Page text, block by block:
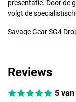
presentatie. Door de
volgt de
Savage Gear SG4
- Gewicht: 123g
Savage Gear SG4
Reviews
5